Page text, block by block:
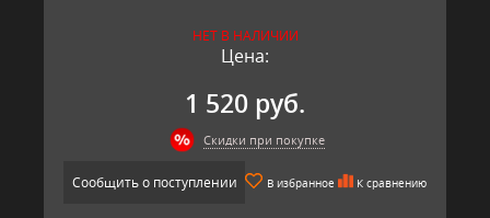
НЕТ В НАЛИЧИИ
Цена:
1 520 руб.
Скидки при покупке
Сообщить о поступлении В избранное К сравнению